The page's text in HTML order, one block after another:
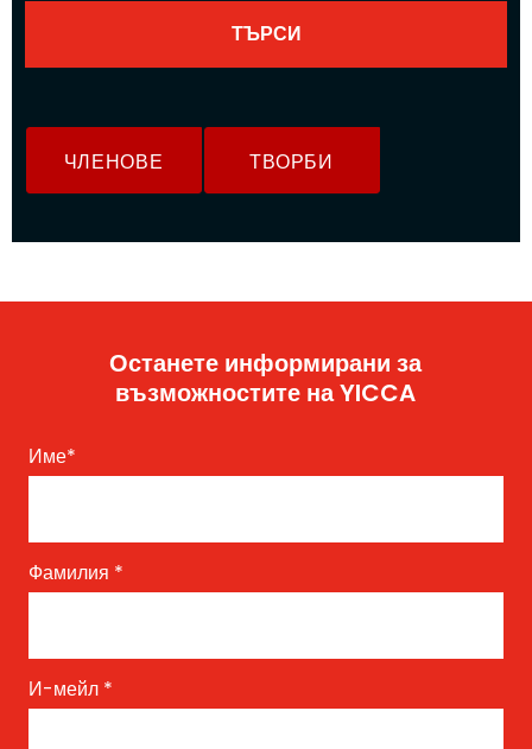
ЧЛЕНОВЕ ТВОРБИ
Останете информирани за
възможностите на YICCA
Име*
Фамилия *
И-мейл *